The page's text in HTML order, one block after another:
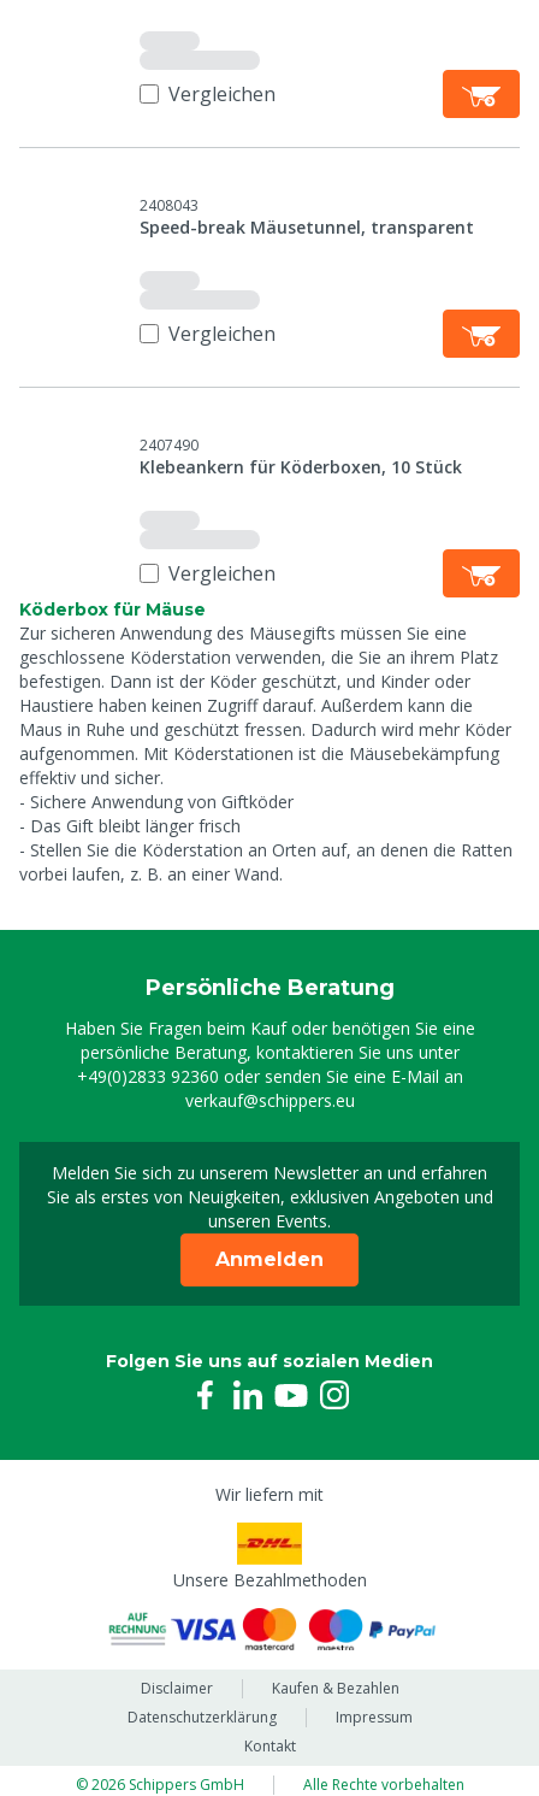
Vergleichen
2408043
Speed-break Mäusetunnel, transparent
Vergleichen
2407490
Klebeankern für Köderboxen, 10 Stück
Vergleichen
Köderbox für Mäuse
Zur sicheren Anwendung des Mäusegifts müssen Sie eine
geschlossene Köderstation verwenden, die Sie an ihrem Platz
befestigen. Dann ist der Köder geschützt, und Kinder oder
Haustiere haben keinen Zugriff darauf. Außerdem kann die
Maus in Ruhe und geschützt fressen. Dadurch wird mehr Köder
aufgenommen. Mit Köderstationen ist die Mäusebekämpfung
effektiv und sicher.
- Sichere Anwendung von Giftköder
- Das Gift bleibt länger frisch
- Stellen Sie die Köderstation an Orten auf, an denen die Ratten
vorbei laufen, z. B. an einer Wand.
Persönliche Beratung
Haben Sie Fragen beim Kauf oder benötigen Sie eine
persönliche Beratung, kontaktieren Sie uns unter
+49(0)2833 92360 oder senden Sie eine E-Mail an
verkauf@schippers.eu
Melden Sie sich zu unserem Newsletter an und erfahren
Sie als erstes von Neuigkeiten, exklusiven Angeboten und
unseren Events.
Melden Sie sich für
Anmelden
Folgen Sie uns auf sozialen Medien
Wir liefern mit
Unsere Bezahlmethoden
Disclaimer
Kaufen & Bezahlen
Datenschutzerklärung
Impressum
Kontakt
© 2026 Schippers GmbH
Alle Rechte vorbehalten